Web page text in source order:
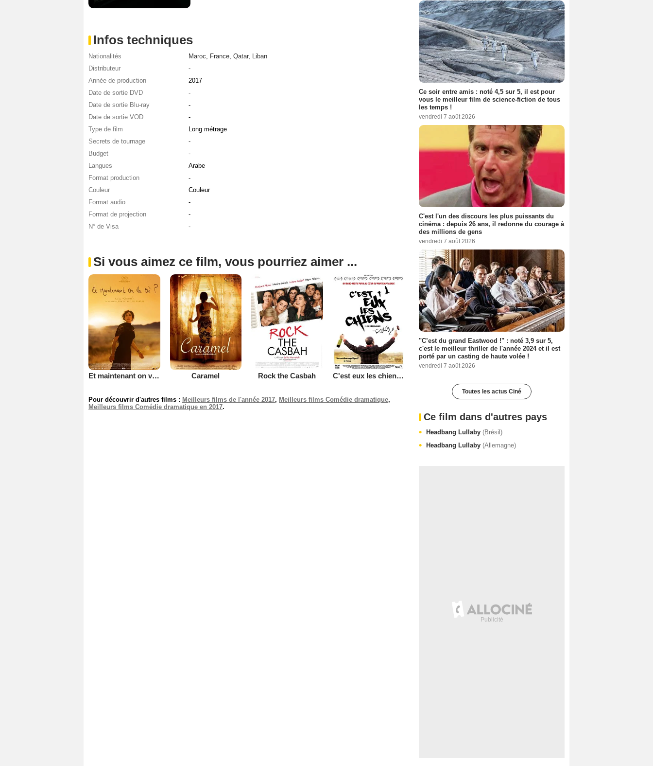
Infos techniques
Nationalités Maroc, France, Qatar, Liban
Distributeur
-
Année de production
2017
Date de sortie DVD
-
Date de sortie Blu-ray
-
Date de sortie VOD
-
Type de film
Long métrage
Secrets de tournage
-
Budget
-
Langues
Arabe
Format production
-
Couleur
Couleur
Format audio
-
Format de projection
-
N° de Visa
-
Si vous aimez ce film, vous pourriez aimer ...
Et maintenant on va où ? Caramel Rock the Casbah C'est eux les chiens...
Pour découvrir d'autres films : Meilleurs films de l'année 2017, Meilleurs films Comédie dramatique,
Meilleurs films Comédie dramatique en 2017.
Ce soir entre amis : noté 4,5 sur 5, il est pour
vous le meilleur film de science-fiction de tous
les temps !
vendredi 7 août 2026
C'est l'un des discours les plus puissants du
cinéma : depuis 26 ans, il redonne du courage à
des millions de gens
vendredi 7 août 2026
"C’est du grand Eastwood !" : noté 3,9 sur 5,
c'est le meilleur thriller de l'année 2024 et il est
porté par un casting de haute volée !
vendredi 7 août 2026
Toutes les actus Ciné
Ce film dans d'autres pays
Headbang Lullaby (Brésil)
Headbang Lullaby (Allemagne)